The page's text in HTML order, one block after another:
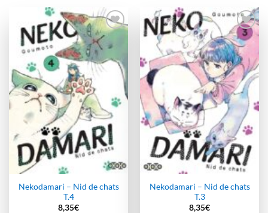
Ajouter
à la
Nekodamari – Nid de chats
T.4
8,35€
Ajouter
à la
wishlist
Nekodamari – Nid de chats
T.3
8,35€